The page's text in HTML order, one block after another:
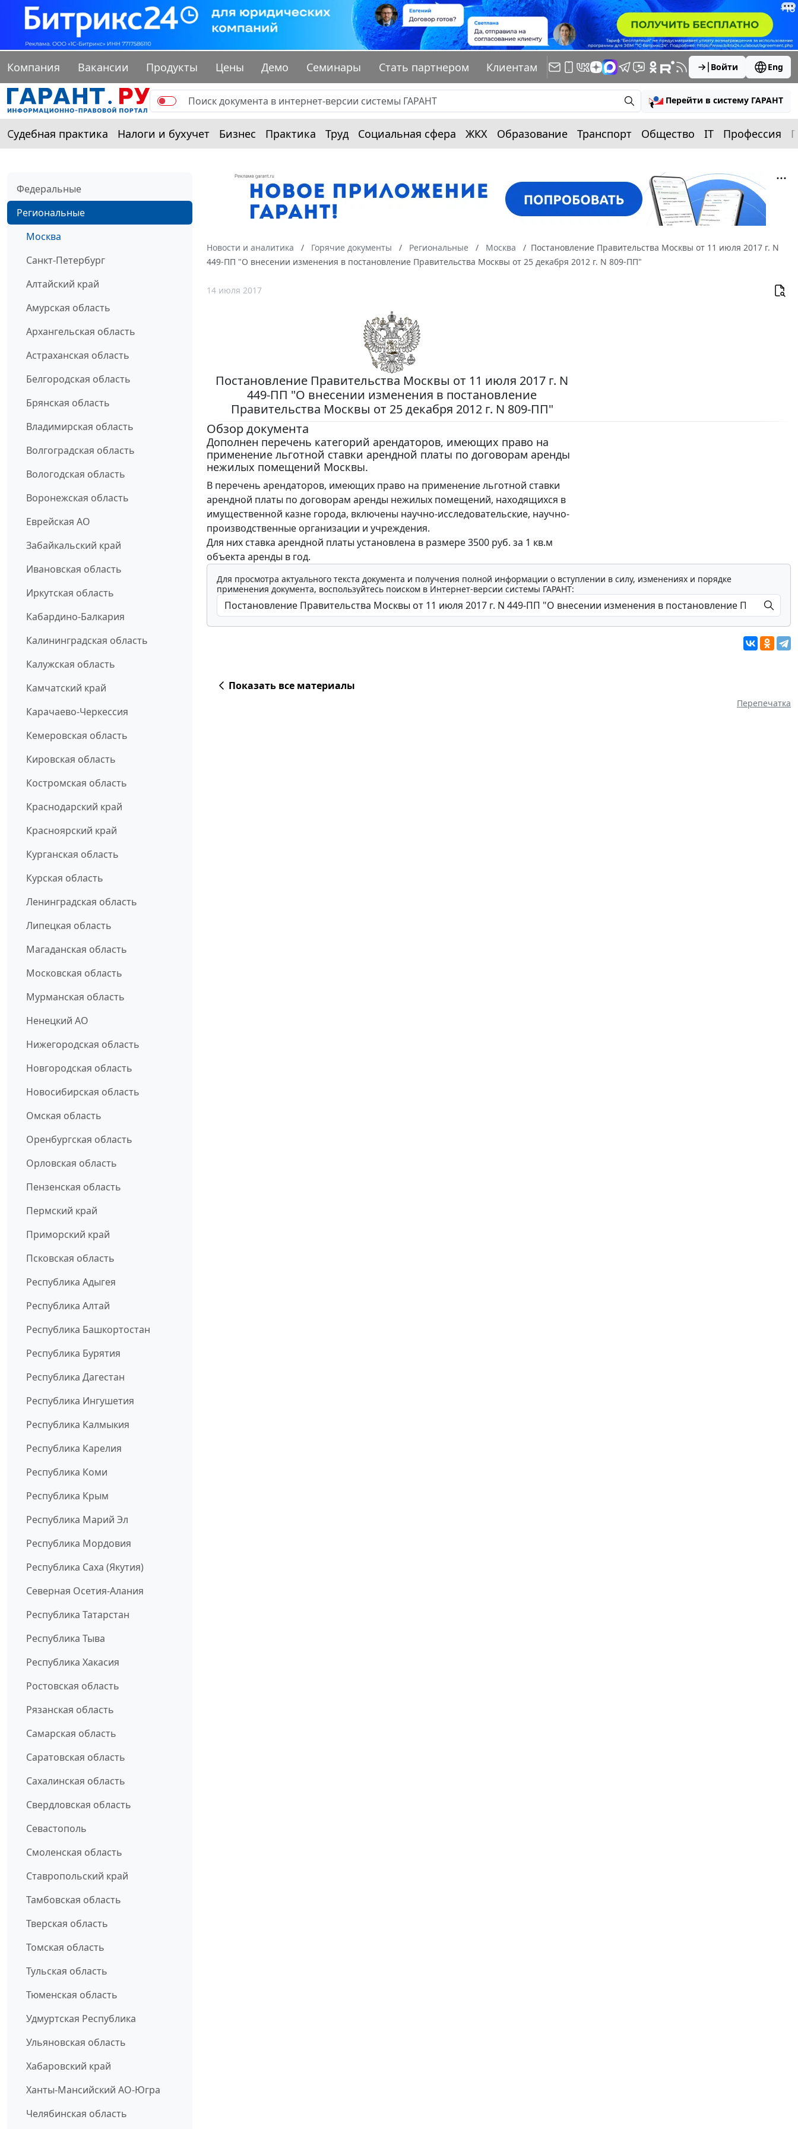
Компания Вакансии Продукты Цены Демо Семинары Стать партнером Клиентам Войти Eng
Перейти в систему ГАРАНТ
Судебная практика Налоги и бухучет Бизнес Практика Труд Социальная сфера ЖКХ Образование Транспорт Общество IT Профессия
Федеральные
Региональные
Москва
Санкт-Петербург
Алтайский край
Амурская область
Архангельская область
Астраханская область
Белгородская область
Брянская область
Владимирская область
Волгоградская область
Вологодская область
Воронежская область
Еврейская АО
Забайкальский край
Ивановская область
Иркутская область
Кабардино-Балкария
Калининградская область
Калужская область
Камчатский край
Карачаево-Черкессия
Кемеровская область
Кировская область
Костромская область
Краснодарский край
Красноярский край
Курганская область
Курская область
Ленинградская область
Липецкая область
Магаданская область
Московская область
Мурманская область
Ненецкий АО
Нижегородская область
Новгородская область
Новосибирская область
Омская область
Оренбургская область
Орловская область
Пензенская область
Пермский край
Приморский край
Псковская область
Республика Адыгея
Республика Алтай
Республика Башкортостан
Республика Бурятия
Республика Дагестан
Республика Ингушетия
Республика Калмыкия
Республика Карелия
Республика Коми
Республика Крым
Республика Марий Эл
Республика Мордовия
Республика Саха (Якутия)
Северная Осетия-Алания
Республика Татарстан
Республика Тыва
Республика Хакасия
Ростовская область
Рязанская область
Самарская область
Саратовская область
Сахалинская область
Свердловская область
Севастополь
Смоленская область
Ставропольский край
Тамбовская область
Тверская область
Томская область
Тульская область
Тюменская область
Удмуртская Республика
Ульяновская область
Хабаровский край
Ханты-Мансийский АО-Югра
Челябинская область
Новости и аналитика Горячие документы Региональные Москва
Постановление Правительства Москвы от 11 июля 2017 г. N
449-ПП "О внесении изменения в постановление Правительства Москвы от 25 декабря 2012 г. N 809-ПП"
14 июля 2017
Постановление Правительства Москвы от 11 июля 2017 г. N
449-ПП "О внесении изменения в постановление
Правительства Москвы от 25 декабря 2012 г. N 809-ПП"
Обзор документа
Дополнен перечень категорий арендаторов, имеющих право на
применение льготной ставки арендной платы по договорам аренды
нежилых помещений Москвы.
В перечень арендаторов, имеющих право на применение льготной ставки
арендной платы по договорам аренды нежилых помещений, находящихся в
имущественной казне города, включены научно-исследовательские, научно-
производственные организации и учреждения.
Для них ставка арендной платы установлена в размере 3500 руб. за 1 кв.м
объекта аренды в год.
Для просмотра актуального текста документа и получения полной информации о вступлении в силу, изменениях и порядке
применения документа, воспользуйтесь поиском в Интернет-версии системы ГАРАНТ:
Показать все материалы
Перепечатка